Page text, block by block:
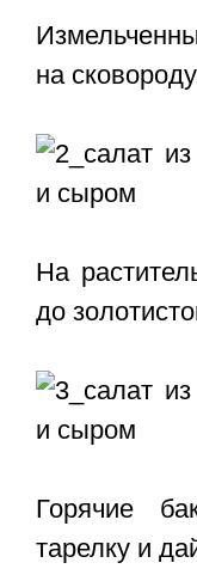
на
На
до
Горячие
тарелку и